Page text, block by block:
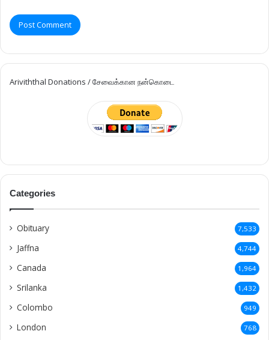
Ariviththal Donations / சேவைக்கான நன்கொடை
Categories
Obituary 7,533
Jaffna 4,744
Canada 1,964
Srilanka 1,432
Colombo 949
London 768